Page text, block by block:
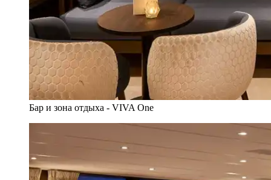
Бар и зона отдыха - VIVA One